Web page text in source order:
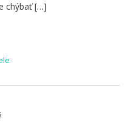
chýbať […]